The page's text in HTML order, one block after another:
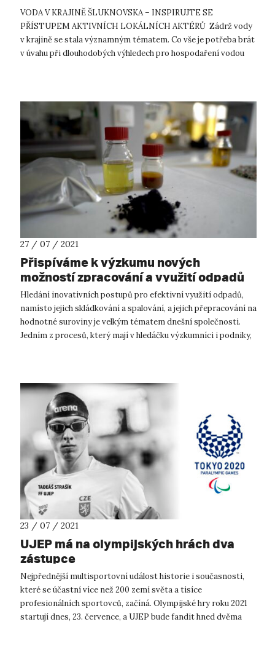
VODA V KRAJINĚ ŠLUKNOVSKA – INSPIRUJTE SE
PŘÍSTUPEM AKTIVNÍCH LOKÁLNÍCH AKTÉRŮ Zádrž vody
v krajině se stala významným tématem. Co vše je potřeba brát
v úvahu při dlouhodobých výhledech pro hospodaření vodou
27 / 07 / 2021
Přispíváme k výzkumu nových
možností zpracování a využití odpadů
Hledání inovativních postupů pro efektivní využití odpadů,
namísto jejich skládkování a spalování, a jejich přepracování na
hodnotné suroviny je velkým tématem dnešní společnosti.
Jedním z procesů, který mají v hledáčku výzkumníci i podniky,
23 / 07 / 2021
UJEP má na olympijských hrách dva
zástupce
Nejpřednější multisportovní událost historie i současnosti,
které se účastní více než 200 zemí světa a tisíce
profesionálních sportovců, začíná. Olympijské hry roku 2021
startují dnes, 23. července, a UJEP bude fandit hned dvěma